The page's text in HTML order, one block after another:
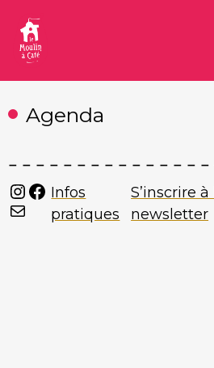
contenu
Agenda
Instagram
Facebook
Mail
Infos
pratiques
S’inscrire à
newsletter